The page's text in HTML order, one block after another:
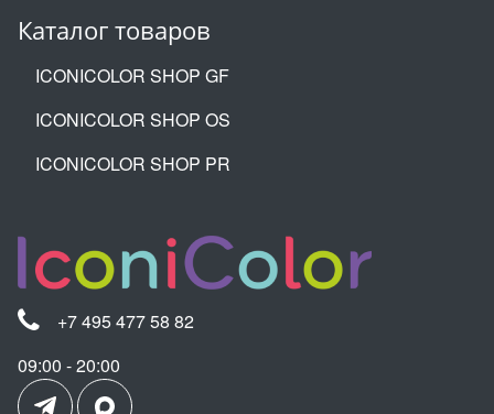
Каталог товаров
ICONICOLOR SHOP GF
ICONICOLOR SHOP OS
ICONICOLOR SHOP PR
+7 495 477 58 82
09:00 - 20:00